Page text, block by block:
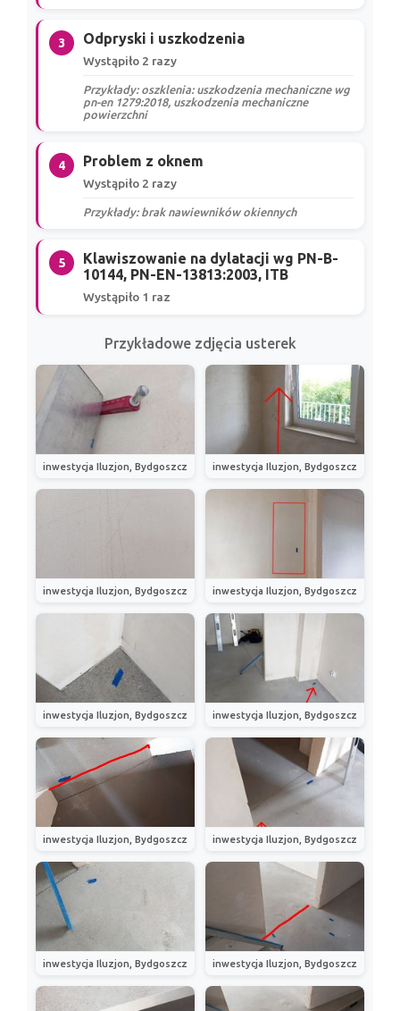
3 Odpryski i uszkodzenia
Wystąpiło 2 razy
Przykłady: oszklenia: uszkodzenia mechaniczne wg
pn-en 1279:2018, uszkodzenia mechaniczne
powierzchni
4 Problem z oknem
Wystąpiło 2 razy
Przykłady: brak nawiewników okiennych
5
Klawiszowanie na dylatacji wg PN-B-
10144, PN-EN-13813:2003, ITB
Wystąpiło 1 raz
Przykładowe zdjęcia usterek
inwestycja Iluzjon, Bydgoszcz inwestycja Iluzjon, Bydgoszcz
inwestycja Iluzjon, Bydgoszcz inwestycja Iluzjon, Bydgoszcz
inwestycja Iluzjon, Bydgoszcz inwestycja Iluzjon, Bydgoszcz
inwestycja Iluzjon, Bydgoszcz inwestycja Iluzjon, Bydgoszcz
inwestycja Iluzjon, Bydgoszcz inwestycja Iluzjon, Bydgoszcz